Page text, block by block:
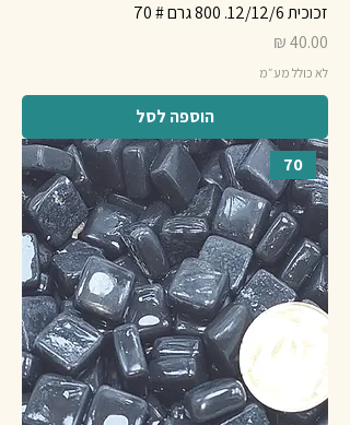
זכוכית 12/12/6. 800 גרם # 70
מחיר
לא כולל מע״מ
הוספה לסל
70